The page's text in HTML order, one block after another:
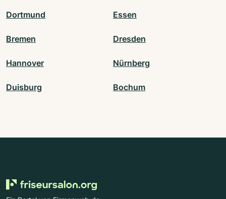
Dortmund Essen
Bremen Dresden
Hannover Nürnberg
Duisburg Bochum